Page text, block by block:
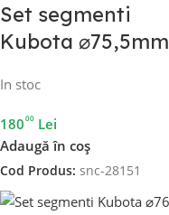
Set segmenti
Kubota ⌀75,5mm
In stoc
18000 Lei
Adaugă în coș
Cod Produs: snc-28151